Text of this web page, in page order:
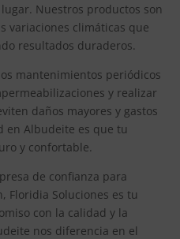
Nuestros productos son
variaciones climáticas que
resultados duraderos.
mantenimientos periódicos
y realizar
daños mayores y gastos
en Albudeite es que tu
y confortable.
de confianza para
Floridia Soluciones es tu
con la calidad y la
nos diferencia en el